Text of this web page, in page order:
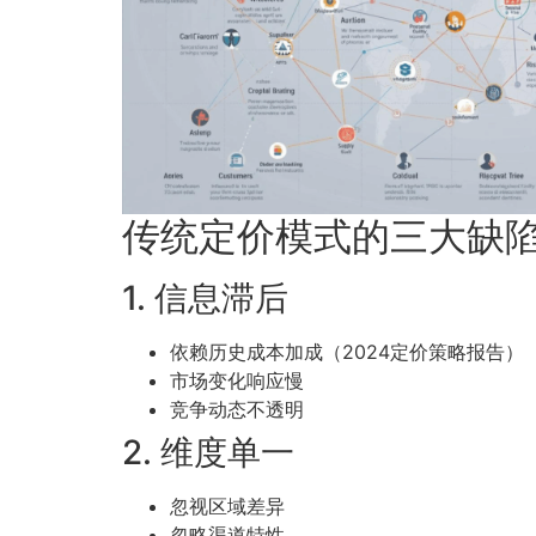
传统定价模式的三大缺
1. 信息滞后
依赖历史成本加成（2024定价策略报告）
市场变化响应慢
竞争动态不透明
2. 维度单一
忽视区域差异